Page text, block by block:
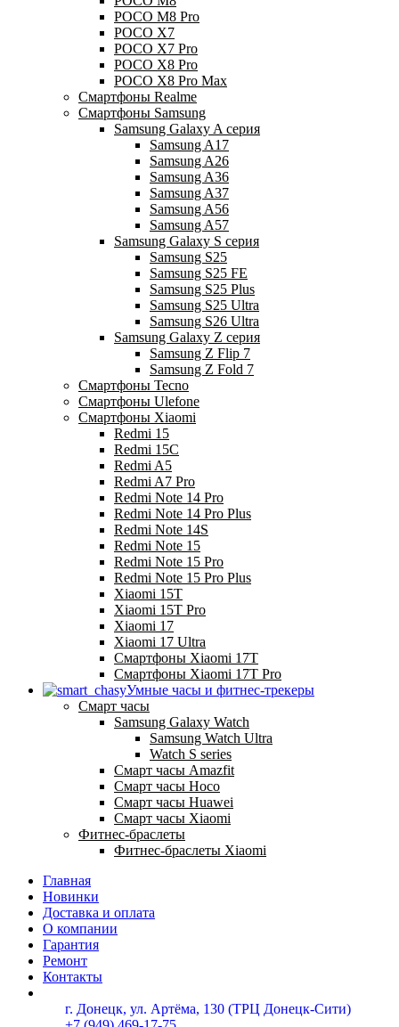
POCO M8 Pro
POCO X7
POCO X7 Pro
POCO X8 Pro
POCO X8 Pro Max
Смартфоны Realme
Смартфоны Samsung
Samsung Galaxy A серия
Samsung A17
Samsung A26
Samsung A36
Samsung A37
Samsung A56
Samsung A57
Samsung Galaxy S серия
Samsung S25
Samsung S25 FE
Samsung S25 Plus
Samsung S25 Ultra
Samsung S26 Ultra
Samsung Galaxy Z серия
Samsung Z Flip 7
Samsung Z Fold 7
Смартфоны Tecno
Смартфоны Ulefone
Смартфоны Xiaomi
Redmi 15
Redmi 15C
Redmi A5
Redmi A7 Pro
Redmi Note 14 Pro
Redmi Note 14 Pro Plus
Redmi Note 14S
Redmi Note 15
Redmi Note 15 Pro
Redmi Note 15 Pro Plus
Xiaomi 15T
Xiaomi 15T Pro
Xiaomi 17
Xiaomi 17 Ultra
Смартфоны Xiaomi 17Т
Смартфоны Xiaomi 17Т Pro
Умные часы и фитнес-трекеры
Смарт часы
Samsung Galaxy Watch
Samsung Watch Ultra
Watch S series
Смарт часы Amazfit
Смарт часы Hoco
Смарт часы Huawei
Смарт часы Xiaomi
Фитнес-браслеты
Фитнес-браслеты Xiaomi
Главная
Новинки
Доставка и оплата
О компании
Гарантия
Ремонт
Контакты
г. Донецк, ул. Артёма, 130 (ТРЦ Донецк-Сити)